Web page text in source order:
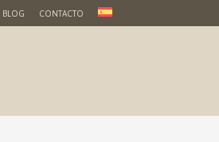
BLOG CONTACTO